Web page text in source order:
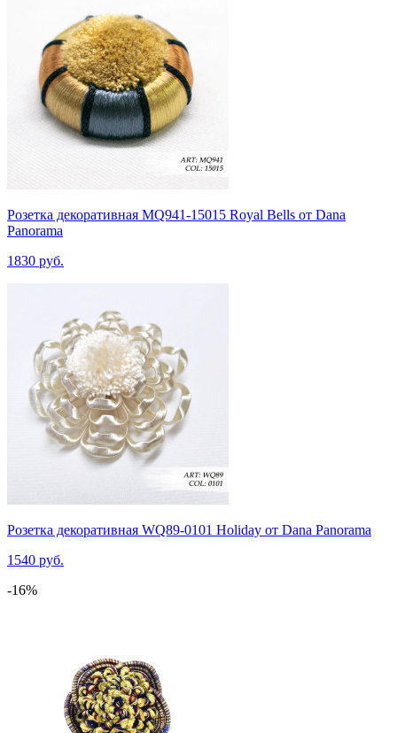
Розетка декоративная MQ941-15015 Royal Bells от Dana
Panorama
1830 руб.
Розетка декоративная WQ89-0101 Holiday от Dana Panorama
1540 руб.
-16%